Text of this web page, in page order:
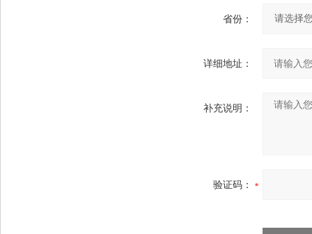
省份：
详细地址：
补充说明：
验证码：